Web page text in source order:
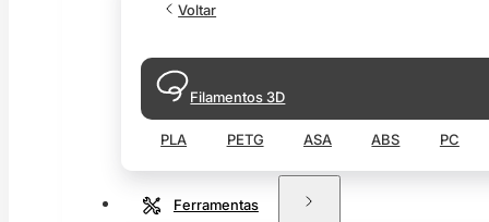
Voltar
Filamentos 3D
PLA PETG ASA ABS PC
Ferramentas